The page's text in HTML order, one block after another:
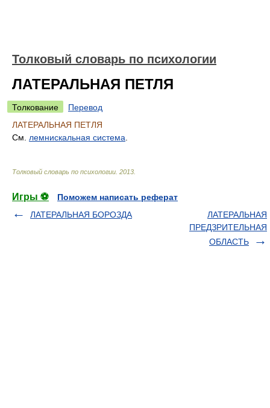
Толковый словарь по психологии
ЛАТЕРАЛЬНАЯ ПЕТЛЯ
Толкование
Перевод
ЛАТЕРАЛЬНАЯ ПЕТЛЯ
См. лемнискальная система
Толковый словарь по психологии 2013
Игры ⚽
Поможем написать реферат
ЛАТЕРАЛЬНАЯ БОРОЗДА
ЛАТЕРАЛЬНАЯ
ПРЕДЗРИТЕЛЬНАЯ
ОБЛАСТЬ